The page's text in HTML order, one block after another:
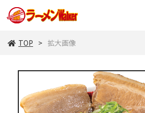
TOP 拡大画像